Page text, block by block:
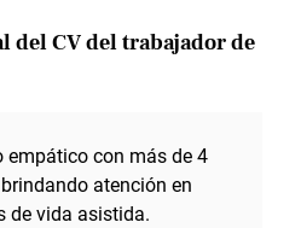
del CV del trabajador de
empático con más de 4
atención en
de vida asistida.